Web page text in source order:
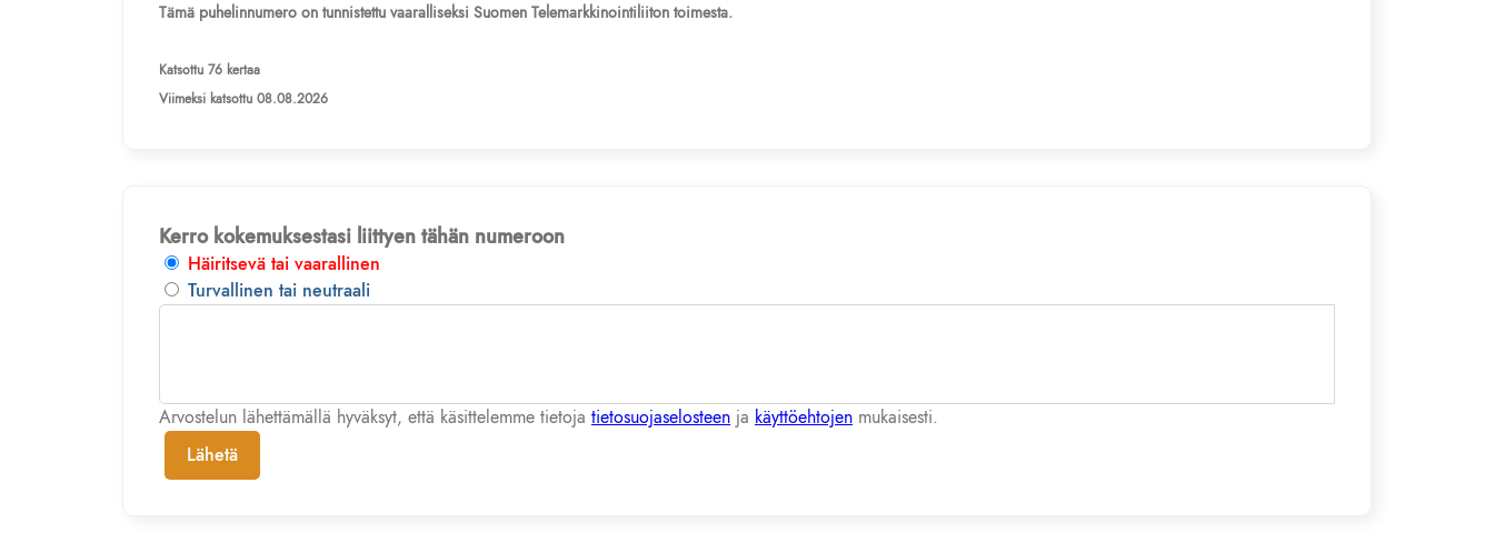
Tämä puhelinnumero on tunnistettu vaaralliseksi Suomen Telemarkkinointiliiton toimesta.
Katsottu 76 kertaa
Viimeksi katsottu 08.08.2026
Kerro kokemuksestasi liittyen tähän numeroon
Häiritsevä tai vaarallinen
Turvallinen tai neutraali
Arvostelun lähettämällä hyväksyt, että käsittelemme tietoja tietosuojaselosteen ja käyttöehtojen mukaisesti.
Lähetä